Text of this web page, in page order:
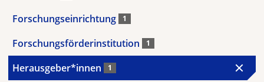
Forschungseinrichtung 1
Forschungsförderinstitution 1
Herausgeber*innen 1